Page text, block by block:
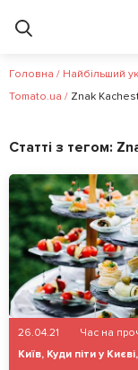
Головна / Найбільший
Tomato.ua / Znak
Статті з тегом:
26.04.21 Час на
Київ, Куди піти у Києві,